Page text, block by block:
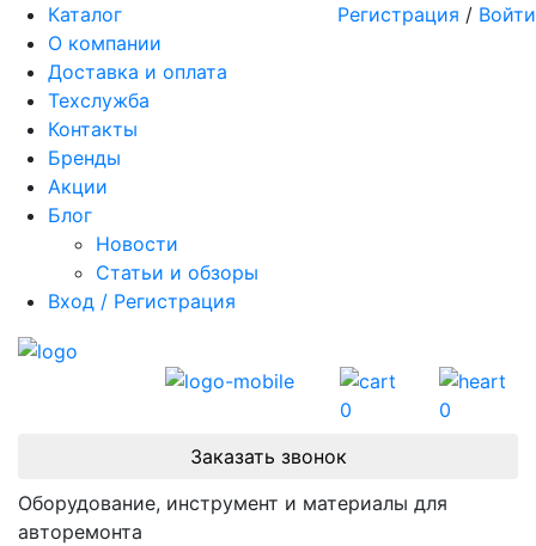
Каталог
О компании
Доставка и оплата
Техслужба
Контакты
Бренды
Акции
Блог
Новости
Статьи и обзоры
Вход / Регистрация
Регистрация / Войти
0
0
Заказать звонок
Оборудование, инструмент и материалы для
авторемонта